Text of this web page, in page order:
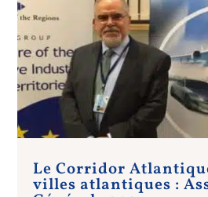
Le Corridor
villes atlantiques :